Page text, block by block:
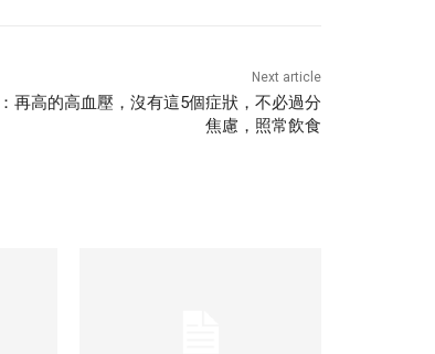
Next article
再高的高血壓，沒有這5個症狀，不必過分
焦慮，照常飲食